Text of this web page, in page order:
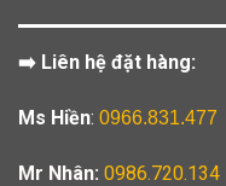
➡️ Liên hệ đặt hàng:
Ms Hiền: 0966.831.477
Mr Nhân: 0986.720.134